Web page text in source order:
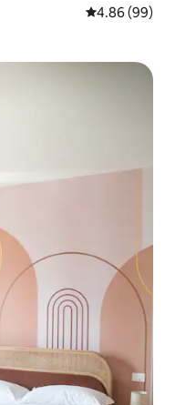
Calificación
4.86 (99)